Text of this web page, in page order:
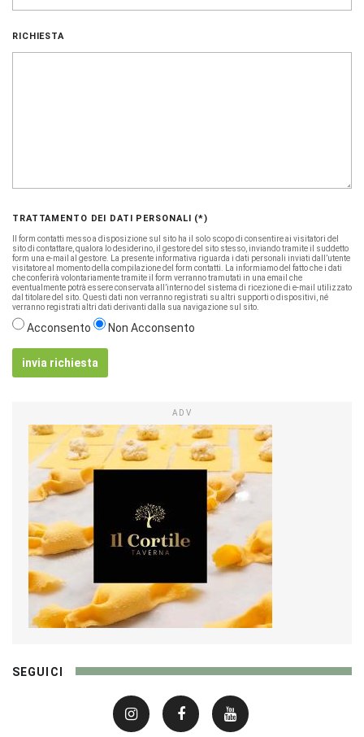
RICHIESTA
TRATTAMENTO DEI DATI PERSONALI (*)
Il form contatti messo a disposizione sul sito ha il solo scopo di consentire ai visitatori del
sito di contattare, qualora lo desiderino, il gestore del sito stesso, inviando tramite il suddetto
form una e-mail al gestore. La presente informativa riguarda i dati personali inviati dall’utente
visitatore al momento della compilazione del form contatti. La informiamo del fatto che i dati
che conferirà volontariamente tramite il form verranno tramutati in una email che
eventualmente potrà essere conservata all’interno del sistema di ricezione di e-mail utilizzato
dal titolare del sito. Questi dati non verranno registrati su altri supporti o dispositivi, né
verranno registrati altri dati derivanti dalla sua navigazione sul sito.
Acconsento Non Acconsento
invia richiesta
ADV
SEGUICI